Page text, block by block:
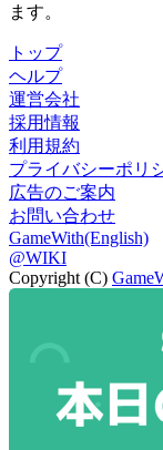
ます。
トップ
ヘルプ
運営会社
採用情報
利用規約
プライバシーポリ
広告のご案内
お問い合わせ
GameWith(English)
@WIKI
Copyright (C)